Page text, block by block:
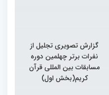
گزارش تصویری تجلیل از
نفرات برتر چهلمین دوره
مسابقات بین المللی قرآن
کریم(بخش اول)